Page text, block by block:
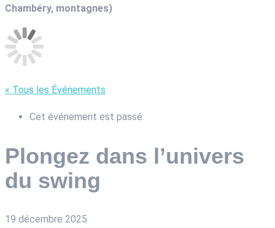
Chambéry, montagnes)
« Tous les Événements
Cet événement est passé.
Plongez dans l’univers
du swing
19 décembre 2025